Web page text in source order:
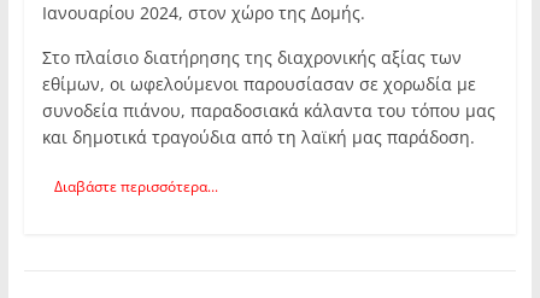
Ιανουαρίου 2024, στον χώρο της Δομής.
Στο πλαίσιο διατήρησης της διαχρονικής αξίας των
εθίμων, οι ωφελούμενοι παρουσίασαν σε χορωδία με
συνοδεία πιάνου, παραδοσιακά κάλαντα του τόπου μας
και δημοτικά τραγούδια από τη λαϊκή μας παράδοση.
Διαβάστε περισσότερα...